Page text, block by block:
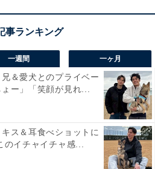
一週間 一ヶ月
＆愛犬とのプライベー
ー」「笑顔が見れ...
ス＆耳食べショットに
のイチャイチャ感...